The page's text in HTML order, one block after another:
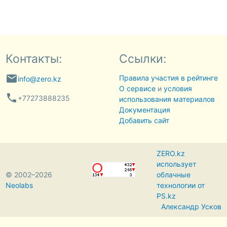
Контакты:
emailinfo@zero.kz
phone +77273888235
Ссылки:
Правила участия в рейтинге
О сервисеи условия
использования материалов
Документация
Добавить сайт
© 2002–2026
Neolabs
ZERO.kz
использует
облачные
технологии от
PS.kz
Александр Усков